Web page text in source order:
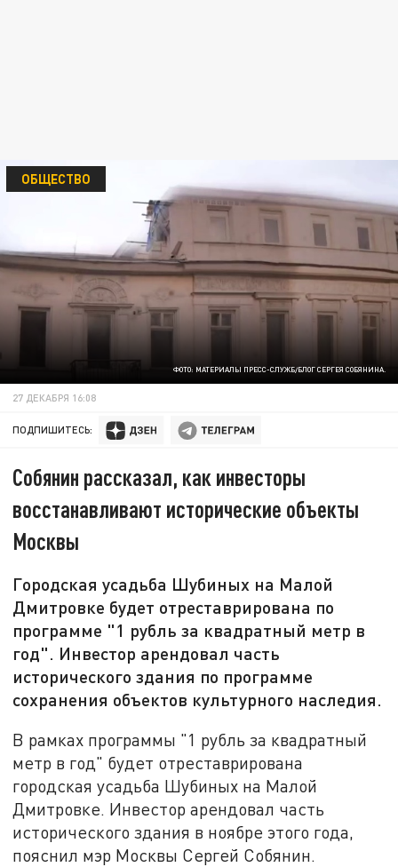
ФОТО: МАТЕРИАЛЫ ПРЕСС-СЛУЖБ/БЛОГ СЕРГЕЯ СОБЯНИНА.
ОБЩЕСТВО
27 ДЕКАБРЯ 16:08
ПОДПИШИТЕСЬ:
Собянин рассказал, как инвесторы
восстанавливают исторические объекты
Москвы
Городская усадьба Шубиных на Малой
Дмитровке будет отреставрирована по
программе "1 рубль за квадратный метр в
год". Инвестор арендовал часть
исторического здания по программе
сохранения объектов культурного наследия.
В рамках программы "1 рубль за квадратный
метр в год" будет отреставрирована
городская усадьба Шубиных на Малой
Дмитровке. Инвестор арендовал часть
исторического здания в ноябре этого года,
пояснил мэр Москвы Сергей Собянин.